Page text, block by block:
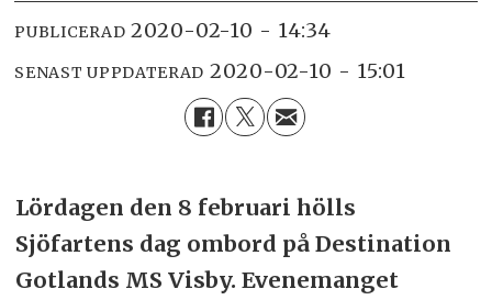
PUBLICERAD 2020-02-10 - 14:34
SENAST UPPDATERAD 2020-02-10 - 15:01
Lördagen den 8 februari hölls
Sjöfartens dag ombord på Destination
Gotlands MS Visby. Evenemanget